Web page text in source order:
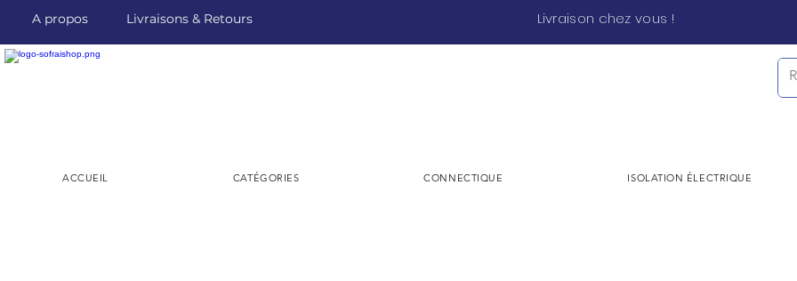
A propos Livraisons & Retours Livraison chez vous !
ACCUEIL CATÉGORIES CONNECTIQUE ISOLATION ÉLECTRIQUE